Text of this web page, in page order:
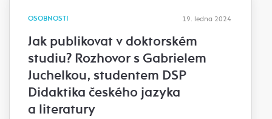
OSOBNOSTI 19. ledna 2024
Jak publikovat v doktorském
studiu? Rozhovor s Gabrielem
Juchelkou, studentem DSP
Didaktika českého jazyka
a literatury